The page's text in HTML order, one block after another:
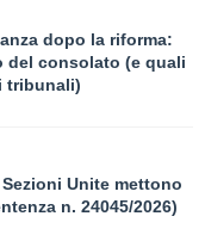
dopo la riforma:
del consolato (e quali
tribunali)
Unite mettono
n. 24045/2026)